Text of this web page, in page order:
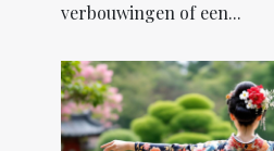
verbouwingen of een...